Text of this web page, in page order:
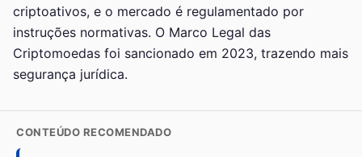
criptoativos, e o mercado é regulamentado por
instruções normativas. O Marco Legal das
Criptomoedas foi sancionado em 2023, trazendo mais
segurança jurídica.
CONTEÚDO RECOMENDADO